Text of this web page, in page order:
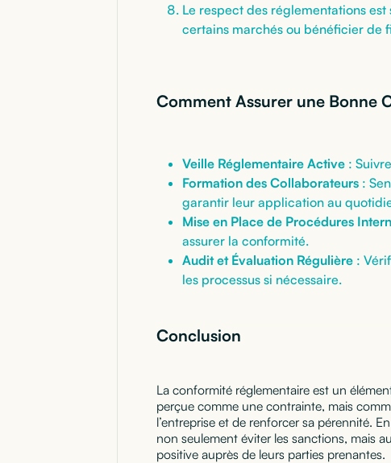
Le respect des réglementations
certains marchés ou bénéficier de
Comment Assurer une Bonne
Veille Réglementaire Active :
Formation des Collaborateurs :
garantir leur application au
Mise en Place de Procédures
assurer la conformité.
Audit et Évaluation Régulière :
les processus si nécessaire.
Conclusion
La conformité réglementaire est un
perçue comme une contrainte, mais
l’entreprise et de renforcer sa pérennité.
non seulement éviter les sanctions, mais
positive auprès de leurs parties prenantes.